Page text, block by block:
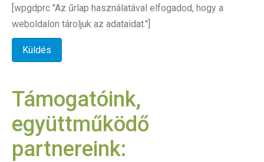
[wpgdprc "Az űrlap használatával elfogadod, hogy a
weboldalon tároljuk az adataidat."]
Támogatóink,
együttműködő
partnereink: